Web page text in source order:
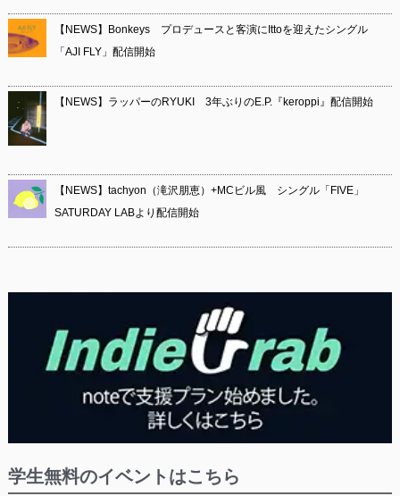
【NEWS】Bonkeys プロデュースと客演にIttoを迎えたシングル
「AJI FLY」配信開始
【NEWS】ラッパーのRYUKI 3年ぶりのE.P.『keroppi』配信開始
【NEWS】tachyon（滝沢朋恵）+MCビル風 シングル「FIVE」
SATURDAY LABより配信開始
学生無料のイベントはこちら